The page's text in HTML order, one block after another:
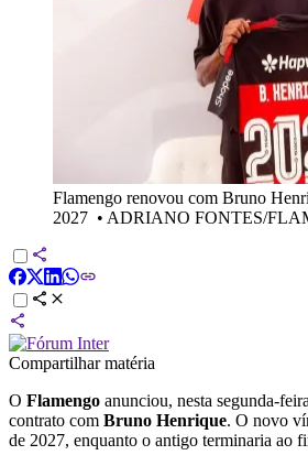
Flamengo renovou com Bruno
2027 • ADRIANO FONTES/
Compartilhar matéria
O Flamengo anunciou, nesta segunda-
contrato com Bruno Henrique. O novo
de 2027, enquanto o antigo terminaria ao